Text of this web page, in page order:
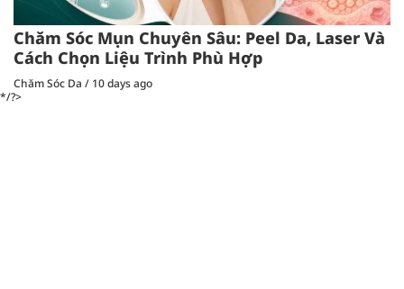
Chăm Sóc Mụn Chuyên Sâu: Peel Da, Laser Và
Cách Chọn Liệu Trình Phù Hợp
Chăm Sóc Da / 10 days ago
*/?>